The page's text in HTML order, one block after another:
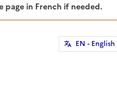
page in French if needed.
EN - English